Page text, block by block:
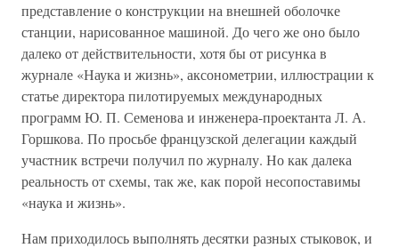
представление о конструкции на внешней оболочке
станции, нарисованное машиной. До чего же оно было
далеко от действительности, хотя бы от рисунка в
журнале «Наука и жизнь», аксонометрии, иллюстрации к
статье директора пилотируемых международных
программ Ю. П. Семенова и инженера-проектанта Л. А.
Горшкова. По просьбе французской делегации каждый
участник встречи получил по журналу. Но как далека
реальность от схемы, так же, как порой несопоставимы
«наука и жизнь».
Нам приходилось выполнять десятки разных стыковок, и